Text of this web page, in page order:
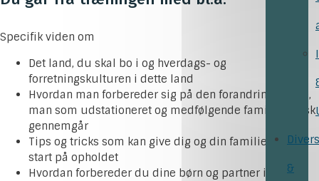
&
Specifik viden om
Det land, du skal bo i og hverdags- og
forretningskulturen i dette land
Hvordan man forbereder sig på den forandringskurve,
man som udstationeret og medfølgende familie typisk
gennemgår
Tips og tricks som kan give dig og din familie en god
start på opholdet
Hvordan forbereder du dine børn og partner inden og